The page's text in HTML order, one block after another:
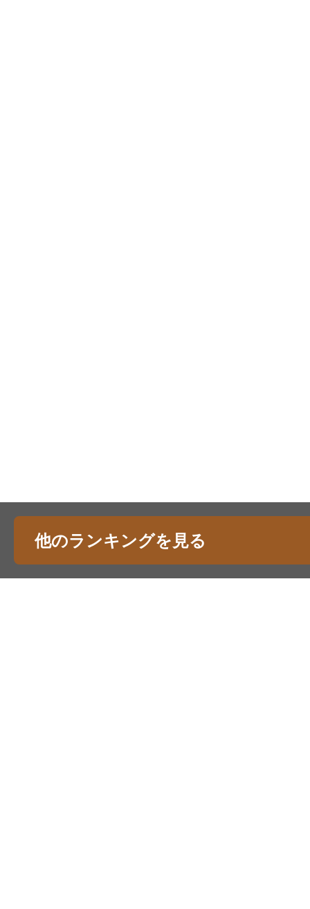
他のランキングを見る